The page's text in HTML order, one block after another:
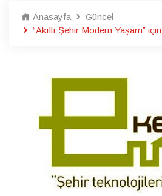
Anasayfa
Güncel
“Akıllı Şehir Modern Yaşam”